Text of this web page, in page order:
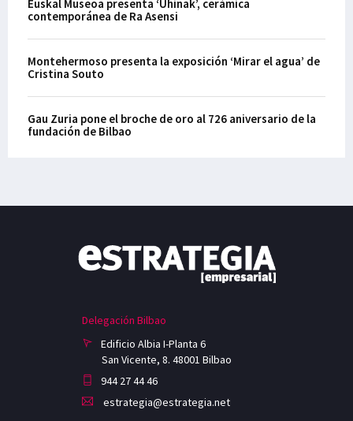
Euskal Museoa presenta ‘Uhinak’, cerámica
contemporánea de Ra Asensi
Montehermoso presenta la exposición ‘Mirar el agua’ de
Cristina Souto
Gau Zuria pone el broche de oro al 726 aniversario de la
fundación de Bilbao
Delegación Bilbao
Edificio Albia I-Planta 6
San Vicente, 8. 48001 Bilbao
944 27 44 46
estrategia@estrategia.net